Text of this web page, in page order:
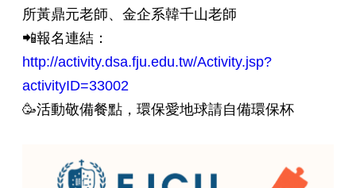
所黃鼎元老師、金企系韓千山老師
📲報名連結：
http://activity.dsa.fju.edu.tw/Activity.jsp?
activityID=33002
🥳活動敬備餐點，環保愛地球請自備環保杯